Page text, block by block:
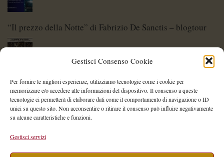
Gestisci Consenso Cookie
Per fornire le migliori esperienze, utilizziamo tecnologie come i cookie per
memorizzare e/o accedere alle informazioni del dispositivo. Il consenso a queste
tecnologie ci permetterà di elaborare dati come il comportamento di navigazione o ID
unici su questo sito. Non acconsentire o ritirare il consenso può influire negativamente
su alcune caratteristiche e funzioni.
Gestisci servizi
“Il prezzo della Notte” di Fabrizio De Sanctis – blogtour
Di Spade e di Eroi – Storie di Lame Leggendarie